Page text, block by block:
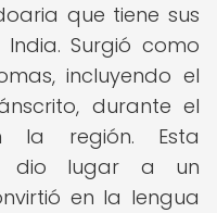
que tiene sus
Surgió como
incluyendo el
durante el
la región. Esta
dio lugar a un
en la lengua